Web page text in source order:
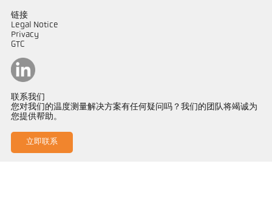
链接
Legal Notice
Privacy
GTC
联系我们
您对我们的温度测量解决方案有任何疑问吗？我们的团队将竭诚为
您提供帮助。
立即联系